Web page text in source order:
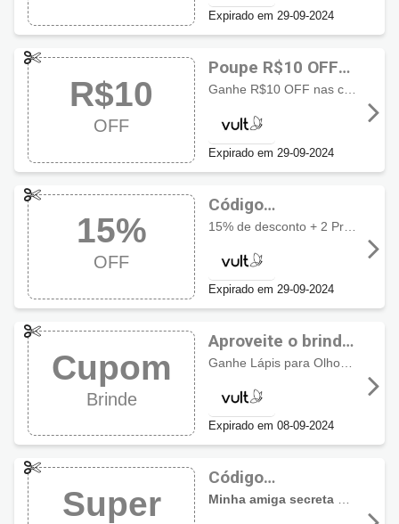
Expirado em 29-09-2024
R$10
OFF
Poupe R$10 OFF
usando cupom
Ganhe R$10 OFF nas compras acima de R$89
Expirado em 29-09-2024
15%
OFF
Código
promocional Vult
Brindes
Expirado em 29-09-2024
Cupom
Brinde
Aproveite o brinde
com cupom Vult
Expirado em 08-09-2024
Super
Código
promocional Vult:
Minha amiga secreta deseja... Nível 2 Pague 1 na seleção!